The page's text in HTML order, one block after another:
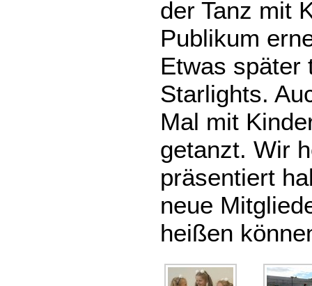
der Tanz mit
Publikum
Etwas später
Starlights.
Mal mit
getanzt. Wir
präsentiert
neue
heißen